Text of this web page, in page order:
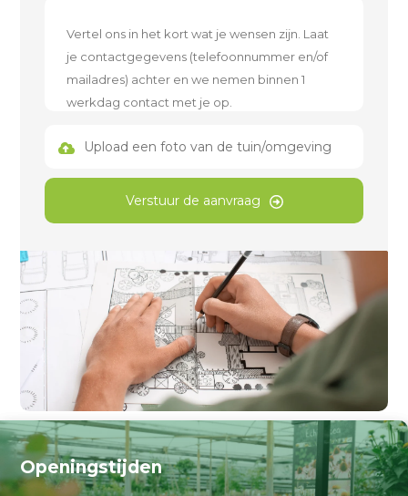
Upload een foto van de tuin/omgeving
Verstuur de aanvraag
Openingstijden